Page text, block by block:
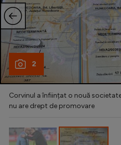
2
Corvinul a înființat o nouă
nu are drept de promovare